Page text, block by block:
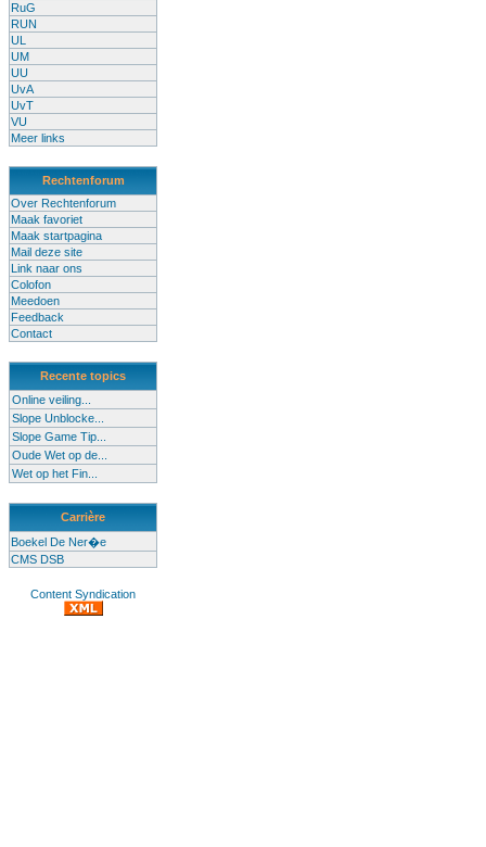
RuG
RUN
UL
UM
UU
UvA
UvT
VU
Meer links
Rechtenforum
Over Rechtenforum
Maak favoriet
Maak startpagina
Mail deze site
Link naar ons
Colofon
Meedoen
Feedback
Contact
Recente topics
Online veiling...
Slope Unblocke...
Slope Game Tip...
Oude Wet op de...
Wet op het Fin...
Carrière
Boekel De Ner�e
CMS DSB
Content Syndication